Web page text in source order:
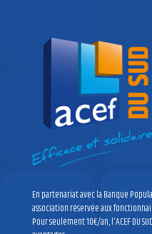
En partenariat avec la Banque
association réservée aux
Pour seulement 10€/an, l'ACEF DU